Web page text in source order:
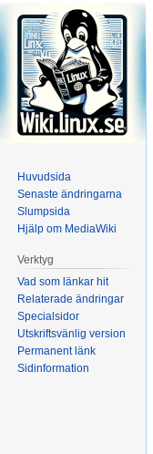
Huvudsida
Senaste ändringarna
Slumpsida
Hjälp om MediaWiki
Verktyg
Vad som länkar hit
Relaterade ändringar
Specialsidor
Utskriftsvänlig version
Permanent länk
Sidinformation